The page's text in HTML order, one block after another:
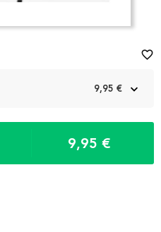
9,95 €
9,95 €
favorite_border